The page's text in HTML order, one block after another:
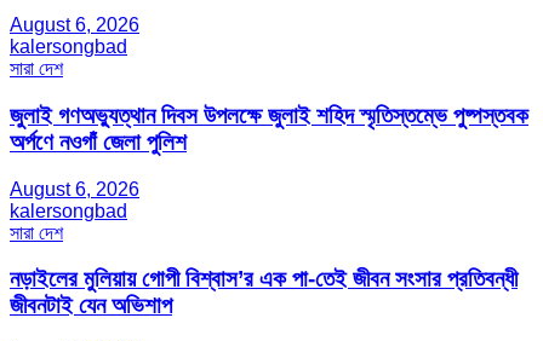
August 6, 2026
kalersongbad
সারা দেশ
জুলাই গণঅভ্যুত্থান দিবস উপলক্ষে জুলাই শহিদ স্মৃতিস্তম্ভে পুষ্পস্তবক
অর্পণে নওগাঁ জেলা পুলিশ
August 6, 2026
kalersongbad
সারা দেশ
নড়াইলের মুলিয়ায় গোপী বিশ্বাস’র এক পা-তেই জীবন সংসার প্রতিবন্ধী
জীবনটাই যেন অভিশাপ